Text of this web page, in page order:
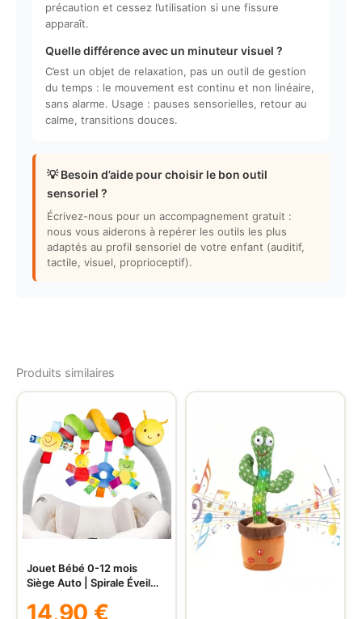
précaution et cessez l’utilisation si une fissure
apparaît.
Quelle différence avec un minuteur visuel ?
C’est un objet de relaxation, pas un outil de gestion
du temps : le mouvement est continu et non linéaire,
sans alarme. Usage : pauses sensorielles, retour au
calme, transitions douces.
💡 Besoin d’aide pour choisir le bon outil
sensoriel ?
Écrivez-nous pour un accompagnement gratuit :
nous vous aiderons à repérer les outils les plus
adaptés au profil sensoriel de votre enfant (auditif,
tactile, visuel, proprioceptif).
Produits similaires
Jouet Bébé 0-12 mois
Siège Auto | Spirale Éveil
14,90 €